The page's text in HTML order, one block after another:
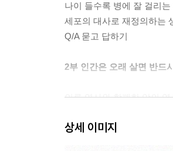
나이 들수록 병에 잘 걸리는
세포의 대사로 재정의하는
Q/A 묻고 답하기
2부 인간은 오래 살면 반드
인류 역사와 함께한 암의 역
암세포가 탄생하는 최초의
상세 이미지